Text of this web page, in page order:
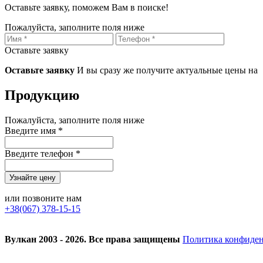
Оставьте заявку, поможем Вам в поиске!
Пожалуйста, заполните поля ниже
Оставьте заявку
Оставьте заявку И вы сразу же получите актуальные цены на
Продукцию
Пожалуйста, заполните поля ниже
Введите имя *
Введите телефон *
или позвоните нам
+38(067) 378-15-15
Вулкан 2003 - 2026. Все права защищены Политика